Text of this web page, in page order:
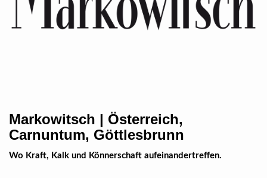
Markowitsch | Österreich,
Carnuntum, Göttlesbrunn
Wo Kraft, Kalk und Könnerschaft aufeinandertreffen.